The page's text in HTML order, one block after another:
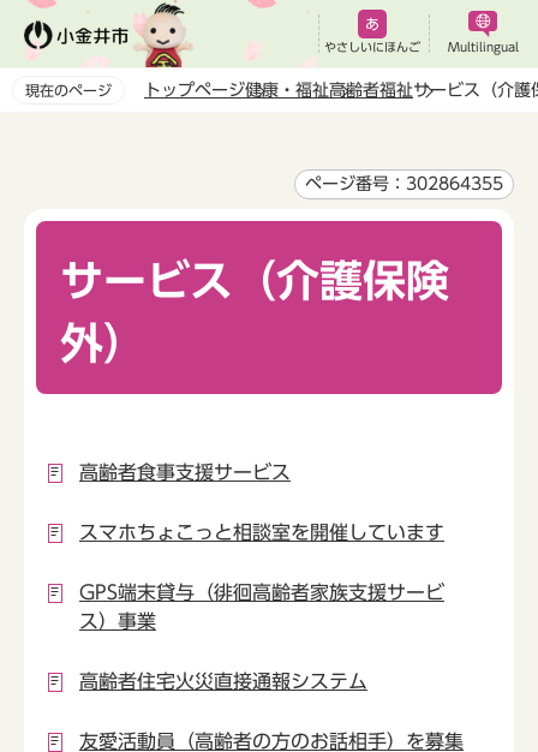
ペ
やさしいにほんご Multilingual
現在のページ トップページ健康・福祉高齢者福祉サービス（介護
ページ番号：302864355
サービス（介護保険
外）
高齢者食事支援サービス
スマホちょこっと相談室を開催しています
GPS端末貸与（徘徊高齢者家族支援サービ
ス）事業
高齢者住宅火災直接通報システム
友愛活動員（高齢者の方のお話相手）を募集